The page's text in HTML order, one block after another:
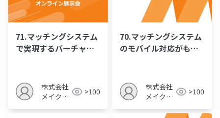
71.マッチングシステム
で実現するバーチャル
株式会社
メイクア
>100
70.マッチングシステム
のモバイル対応がもた
株式会社
メイクア
>100